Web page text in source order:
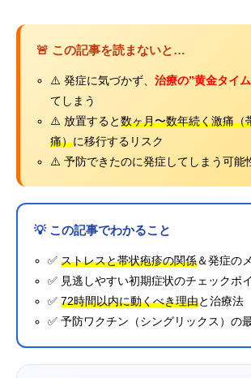
🚨 この記事を読まないと…
⚠️ 発症に気づかず、 治療の”黄金タイ
てしまう
⚠️ 放置すると数ヶ月〜数年続く激痛（
痛）に移行するリスク
⚠️ 予防できたのに発症してしまう可能
💡 この記事でわかること
✅ ストレスと帯状疱疹の関係＆発症の
✅ 見逃しやすい初期症状のチェックポ
✅ 72時間以内に動くべき理由と治療法
✅ 予防ワクチン（シングリックス）の